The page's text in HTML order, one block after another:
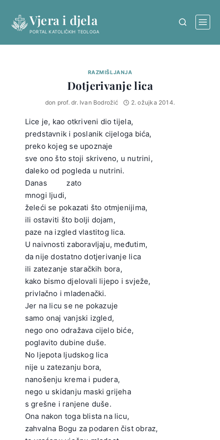
content
Vjera i djela
PORTAL KATOLIČKIH TEOLOGA
RAZMIŠLJANJA
Dotjerivanje lica
don prof. dr. Ivan Bodrožić 2. ožujka 2014.
Lice je, kao otkriveni dio tijela,
predstavnik i poslanik cijeloga bića,
preko kojeg se upoznaje
sve ono što stoji skriveno, u nutrini,
daleko od pogleda u nutrini.
Danas zato
mnogi ljudi,
želeći se pokazati što otmjenijima,
ili ostaviti što bolji dojam,
paze na izgled vlastitog lica.
U naivnosti zaboravljaju, međutim,
da nije dostatno dotjerivanje lica
ili zatezanje staračkih bora,
kako bismo djelovali lijepo i svježe,
privlačno i mladenački.
Jer na licu se ne pokazuje
samo onaj vanjski izgled,
nego ono odražava cijelo biće,
poglavito dubine duše.
No ljepota ljudskog lica
nije u zatezanju bora,
nanošenju krema i pudera,
nego u skidanju maski grijeha
s grešne i ranjene duše.
Ona nakon toga blista na licu,
zahvalna Bogu za podaren čist obraz,